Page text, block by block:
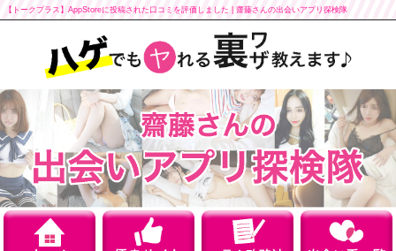
【トークプラス】AppStoreに投稿された口コミを評価しました | 齋藤さんの出会いアプリ探検隊